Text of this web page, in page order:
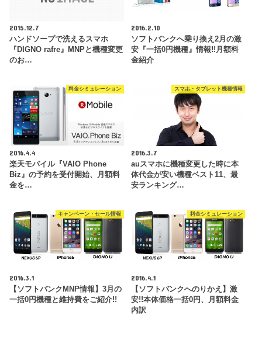
2015.12.7
ハンドソープで洗えるスマホ
『DIGNO rafre』MNPと機種変更
のお…
2016.2.10
ソフトバンクへ乗り換え2月の激
安『一括0円機種』情報!!月額料
金紹介
料金シミュレーション
2016.4.4
楽天モバイル『VAIO Phone
Biz』の予約を受付開始、月額料
金を…
スマホ・タブレット機種情報
2016.3.7
auスマホに機種変更した時に本
体代金が安い機種ベスト11、最
安ランキング…
キャンペーン・セール情報
2016.3.1
【ソフトバンクMNP情報】3月の
一括0円機種と維持費をご紹介!!
料金シミュレーション
2016.4.1
【ソフトバンクへのりかえ】激
安!!本体価格一括0円、月額料金
内訳